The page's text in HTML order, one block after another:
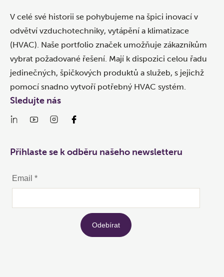
V celé své historii se pohybujeme na špici inovací v
odvětví vzduchotechniky, vytápění a klimatizace
(HVAC). Naše portfolio značek umožňuje zákazníkům
vybrat požadované řešení. Mají k dispozici celou řadu
jedinečných, špičkových produktů a služeb, s jejichž
pomocí snadno vytvoří potřebný HVAC systém.
Sledujte nás
Přihlaste se k odběru našeho newsletteru